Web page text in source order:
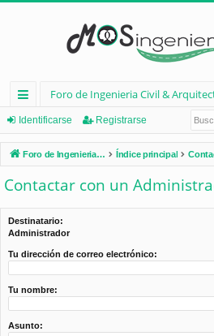
nl
ac
es
rá
pi
Foro de Ingenieria Civil &
Identificarse Registrarse
Foro de Ingenieria Civil & Arquitectura Índice principal
Contactar con un
Destinatario:
Administrador
Tu dirección de correo electrónico:
Tu nombre:
Asunto: